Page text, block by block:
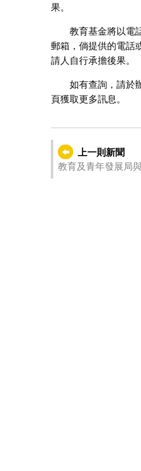
果。
教育基金將以電
郵箱，倘提供的電話
請人自行承擔後果。
如有查詢，請於
頁獲取更多訊息。
上一則新聞